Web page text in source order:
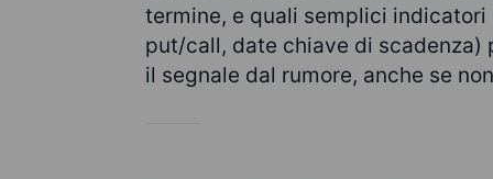
termine, e quali semplici
put/call, date chiave di
il segnale dal rumore, anche se